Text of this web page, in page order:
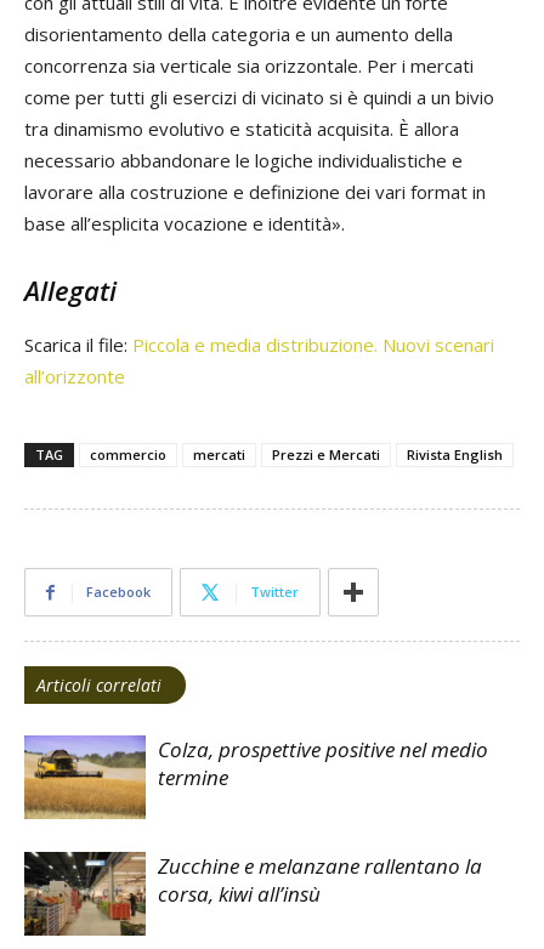
disorientamento della categoria e un aumento della
concorrenza sia verticale sia orizzontale. Per i mercati
come per tutti gli esercizi di vicinato si è quindi a un bivio
tra dinamismo evolutivo e staticità acquisita. È allora
necessario abbandonare le logiche individualistiche e
lavorare alla costruzione e definizione dei vari format in
base all’esplicita vocazione e identità».
Allegati
Scarica il file: Piccola e media distribuzione. Nuovi scenari
all’orizzonte
TAG commercio mercati Prezzi e Mercati Rivista English
Facebook Twitter
Articoli correlati
Colza, prospettive positive nel medio
termine
Zucchine e melanzane rallentano la
corsa, kiwi all’insù